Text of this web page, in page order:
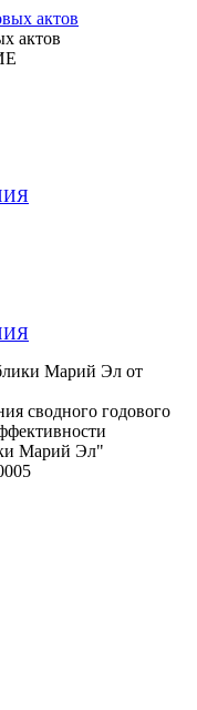
актов
Марий Эл от
сводного годового
Марий Эл"